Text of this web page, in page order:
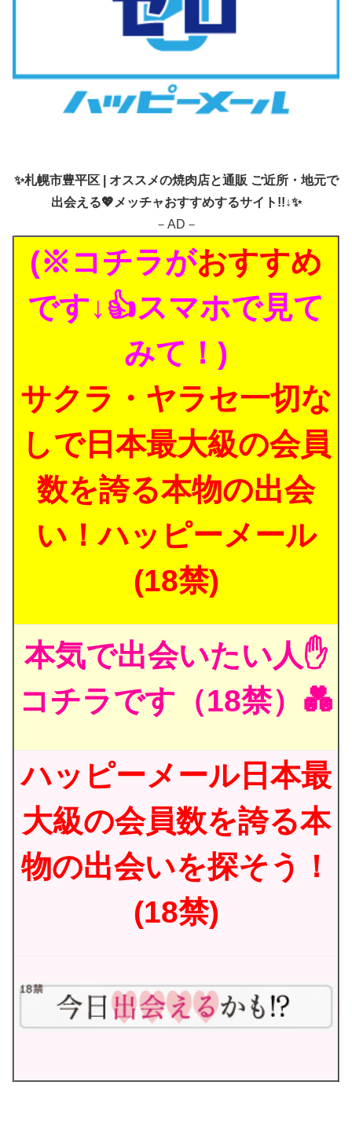
✨札幌市豊平区 | オススメの焼肉店と通販 ご近所・地元で
出会える💖メッチャおすすめするサイト!!↓✨
－AD－
(※コチラがおすすめ
です↓👍スマホで見て
みて！)
サクラ・ヤラセ一切な
しで日本最大級の会員
数を誇る本物の出会
い！ハッピーメール
(18禁)
本気で出会いたい人✋
コチラです（18禁）💑
ハッピーメール日本最
大級の会員数を誇る本
物の出会いを探そう！
(18禁)